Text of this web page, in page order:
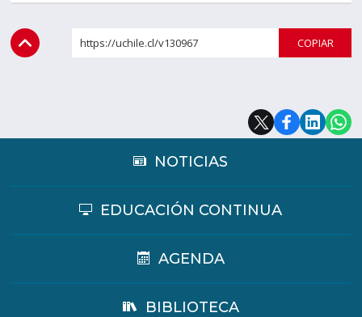
https://uchile.cl/v130967
NOTICIAS
EDUCACIÓN CONTINUA
AGENDA
BIBLIOTECA